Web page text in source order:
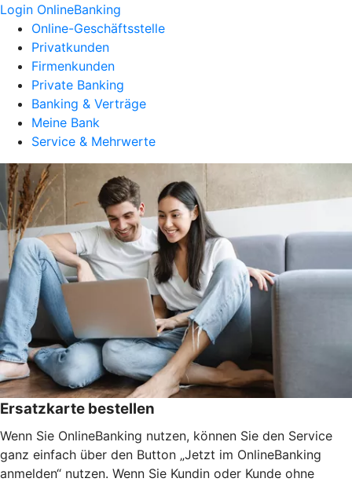
Login OnlineBanking
Online-Geschäftsstelle
Privatkunden
Firmenkunden
Private Banking
Banking & Verträge
Meine Bank
Service & Mehrwerte
Ersatzkarte bestellen
Wenn Sie OnlineBanking nutzen, können Sie den Service
ganz einfach über den Button „Jetzt im OnlineBanking
anmelden“ nutzen. Wenn Sie Kundin oder Kunde ohne